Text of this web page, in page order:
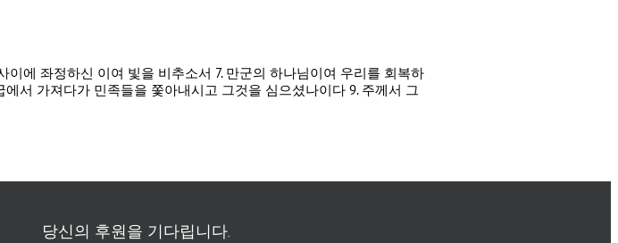
에 좌정하신 이여 빛을 비추소서 7. 만군의 하나님이여 우리를 회복하
서 가져다가 민족들을 쫓아내시고 그것을 심으셨나이다 9. 주께서 그
당신의 후원을 기다립니다.